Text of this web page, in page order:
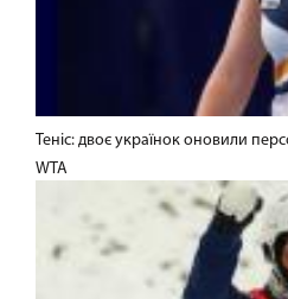
Теніс: двоє українок оновили
WTA